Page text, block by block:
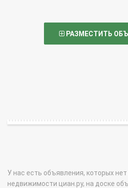
РАЗМЕСТИТЬ
У нас есть объявления, которых нет
недвижимости циан.ру, на доске